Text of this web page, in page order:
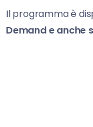
Il programma è
Demand e anche